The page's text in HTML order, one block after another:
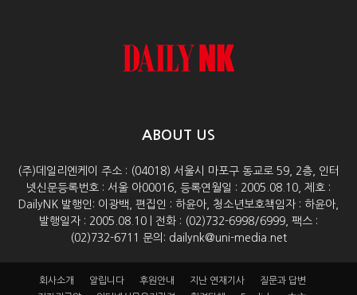
ABOUT US
(주)데일리엔케이 주소 : (04018) 서울시 마포구 동교로 59, 2층, 인터
넷신문등록번호 : 서울 아00016, 등록연월일 : 2005.08.10, 제호 :
DailyNK 발행인: 이광백, 편집인 : 하윤아, 청소년보호책임자 : 하윤아,
발행일자 : 2005.08.10 | 전화 : (02)732-6998/6999, 팩스 :
(02)732-6711 문의: dailynk@uni-media.net
회사소개 알립니다 후원안내 지난 연재기사
질문과 답변